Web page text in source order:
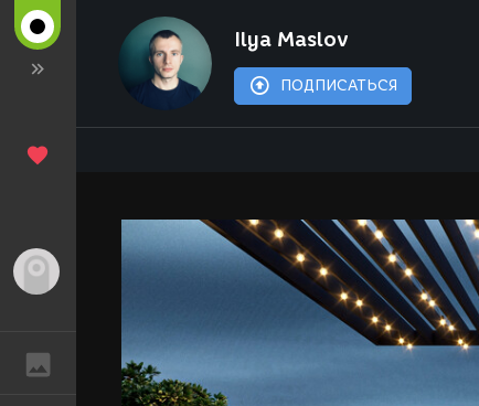
ГАЛЕРЕЯ
Ilya Maslov
ПОДПИСАТЬСЯ